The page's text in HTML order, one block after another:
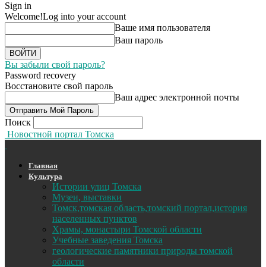
Sign in
Welcome!Log into your account
Ваше имя пользователя
Ваш пароль
Вы забыли свой пароль?
Password recovery
Восстановите свой пароль
Ваш адрес электронной почты
Поиск
Новостной портал Томска
Главная
Культура
Истории улиц Томска
Музеи, выставки
Томск,томская область,томский портал,история
населенных пунктов
Храмы, монастыри Томской области
Учебные заведения Томска
геологические памятники природы томской
области